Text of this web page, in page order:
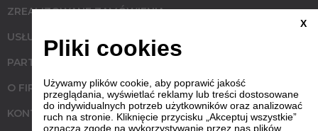
ZREALIZOWANE ZAMÓWIENIA
USŁUGI
PARTNERZY
O FIRMIE
KONTAKT
X
Pliki cookies
Używamy plików cookie, aby poprawić jakość
przeglądania, wyświetlać reklamy lub treści dostosowane
do indywidualnych potrzeb użytkowników oraz analizować
ruch na stronie. Kliknięcie przycisku „Akceptuj wszystkie”
oznacza zgodę na wykorzystywanie przez nas plików